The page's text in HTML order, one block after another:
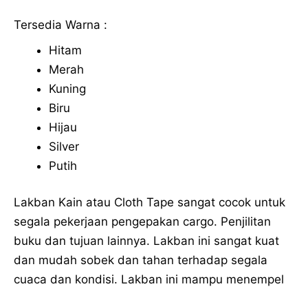
Tersedia Warna :
Hitam
Merah
Kuning
Biru
Hijau
Silver
Putih
Lakban Kain atau Cloth Tape sangat cocok untuk
segala pekerjaan pengepakan cargo. Penjilitan
buku dan tujuan lainnya. Lakban ini sangat kuat
dan mudah sobek dan tahan terhadap segala
cuaca dan kondisi. Lakban ini mampu menempel